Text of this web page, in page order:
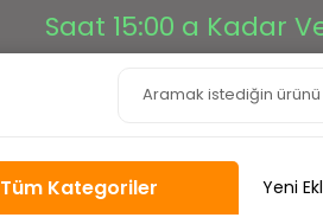
Saat 15:00 a Kadar
Tüm Kategoriler Yeni